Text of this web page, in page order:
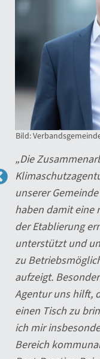
Bild:
"Die
ein wichtiger
Nahwärmenetzes
Projektierung bis
fachlichen
Unterstützung
Auch künftig sind
angewiesen –
Fragen zur
erfolgreiche